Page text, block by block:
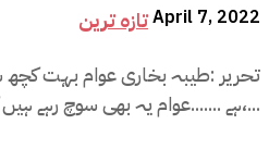
تازہ ترینApril 7, 2022
تحریر :طیبہ بخاری عوام بہت کچھ
ہے .......عوام یہ بھی سوچ رہے ہیں کہ ▪️وہ نیوٹرل کیا ہوئے،...